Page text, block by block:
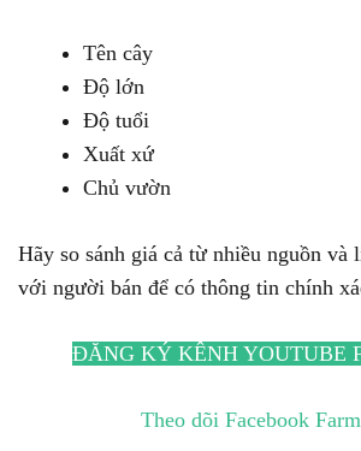
Tên cây
Độ lớn
Độ tuổi
Xuất xứ
Chủ vườn
Hãy so sánh giá cả từ nhiều nguồn và
với người bán để có thông tin chính
ĐĂNG KÝ KÊNH YOUTUBE
Theo dõi Facebook